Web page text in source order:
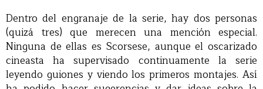
Dentro del engranaje de la serie, hay dos personas
(quizá tres) que merecen una mención especial.
Ninguna de ellas es Scorsese, aunque el oscarizado
cineasta ha supervisado continuamente la serie
leyendo guiones y viendo los primeros montajes. Así